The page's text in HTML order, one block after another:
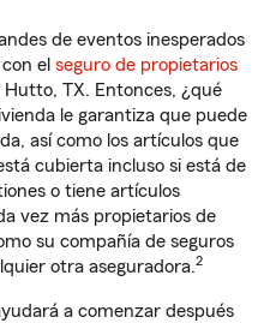
de eventos inesperados
el seguro de propietarios
TX. Entonces, ¿qué
le garantiza que puede
así como los artículos que
cubierta incluso si está de
o tiene artículos
vez más propietarios de
su compañía de seguros
otra aseguradora.2
a comenzar después